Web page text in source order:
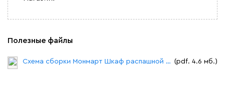
Полезные файлы
Схема сборки Монмарт Шкаф распашной 1.1.pdf (pdf. 4.6 мб.)